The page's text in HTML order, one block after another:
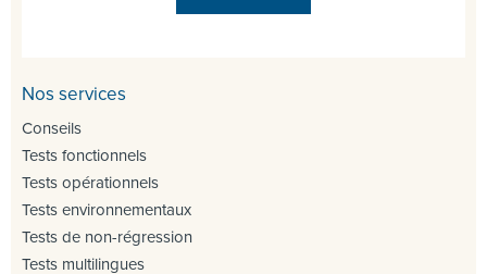
Nos services
Conseils
Tests fonctionnels
Tests opérationnels
Tests environnementaux
Tests de non-régression
Tests multilingues